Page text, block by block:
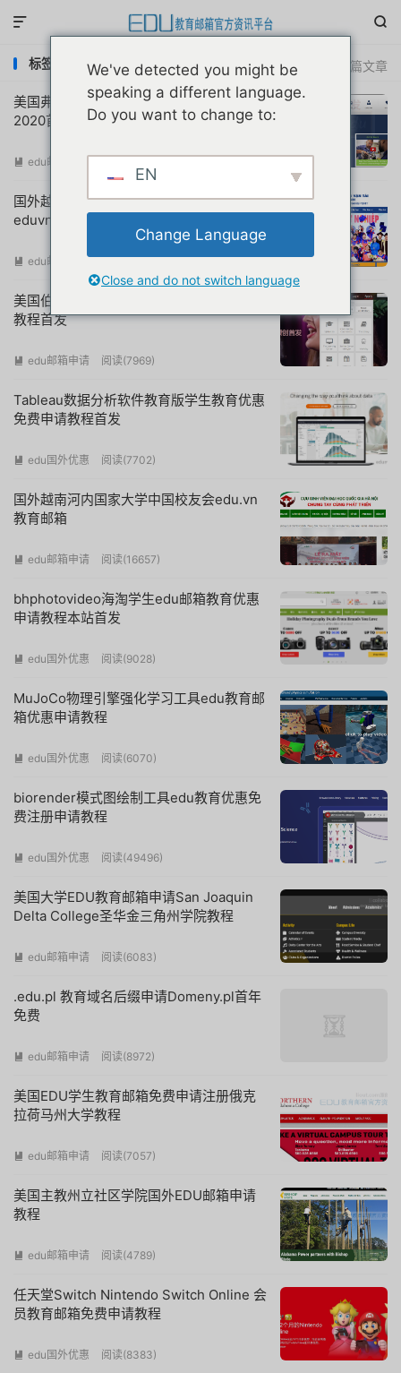


共 37 篇文章
标签：教育邮箱注册
美国弗吉尼亚大学edu教育邮箱申请教程
2020首发
 edu邮箱申请
国外越南胡志明市交通大学留学生部交流
eduvn教育邮箱
 edu邮箱申请 阅读(15660)
美国伯克利音乐学院edu校友教育邮箱申请
教程首发
 edu邮箱申请 阅读(7969)
Tableau数据分析软件教育版学生教育优惠
免费申请教程首发
 edu国外优惠 阅读(7702)
国外越南河内国家大学中国校友会edu.vn
教育邮箱
 edu邮箱申请 阅读(16657)
bhphotovideo海淘学生edu邮箱教育优惠
申请教程本站首发
 edu国外优惠 阅读(9028)
MuJoCo物理引擎强化学习工具edu教育邮
箱优惠申请教程
 edu国外优惠 阅读(6070)
biorender模式图绘制工具edu教育优惠免
费注册申请教程
 edu国外优惠 阅读(49496)
美国大学EDU教育邮箱申请San Joaquin
Delta College圣华金三角州学院教程
 edu邮箱申请 阅读(6083)
.edu.pl 教育域名后缀申请Domeny.pl首年
免费
 edu邮箱申请 阅读(8972)
美国EDU学生教育邮箱免费申请注册俄克
拉荷马州大学教程
 edu邮箱申请 阅读(7057)
美国主教州立社区学院国外EDU邮箱申请
教程
 edu邮箱申请 阅读(4789)
任天堂Switch Nintendo Switch Online 会
员教育邮箱免费申请教程
 edu国外优惠 阅读(8383)
We've detected you might be
speaking a different language.
Do you want to change to:
EN
Change Language
Close and do not switch language